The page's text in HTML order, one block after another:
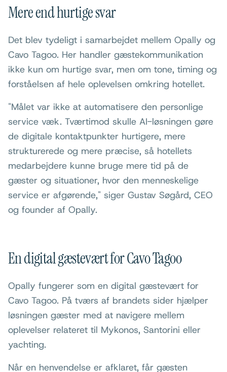
Mere end hurtige svar
Det blev tydeligt i samarbejdet mellem Opally og
Cavo Tagoo. Her handler gæstekommunikation
ikke kun om hurtige svar, men om tone, timing og
forståelsen af hele oplevelsen omkring hotellet.
"Målet var ikke at automatisere den personlige
service væk. Tværtimod skulle AI-løsningen gøre
de digitale kontaktpunkter hurtigere, mere
strukturerede og mere præcise, så hotellets
medarbejdere kunne bruge mere tid på de
gæster og situationer, hvor den menneskelige
service er afgørende," siger Gustav Søgård, CEO
og founder af Opally.
En digital gæstevært for Cavo Tagoo
Opally fungerer som en digital gæstevært for
Cavo Tagoo. På tværs af brandets sider hjælper
løsningen gæster med at navigere mellem
oplevelser relateret til Mykonos, Santorini eller
yachting.
Når en henvendelse er afklaret, får gæsten